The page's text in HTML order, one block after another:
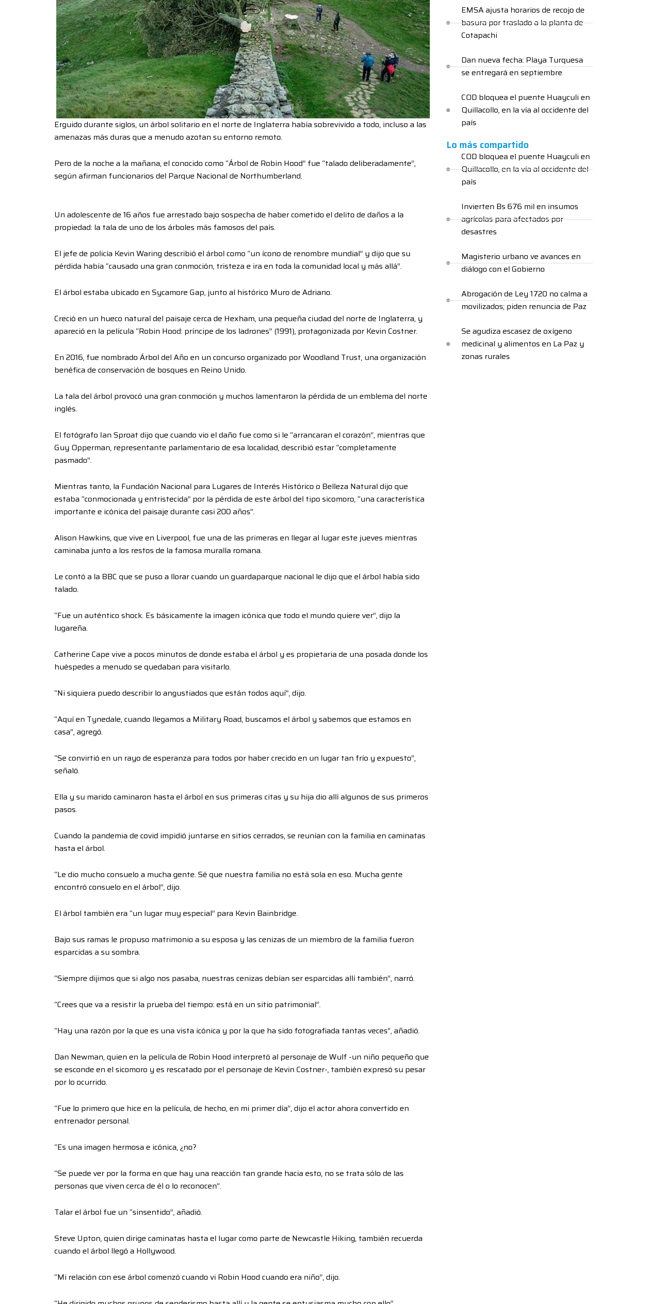
Erguido durante siglos, un árbol solitario en el norte de Inglaterra había sobrevivido a todo, incluso a las
amenazas más duras que a menudo azotan su entorno remoto.
Pero de la noche a la mañana, el conocido como “Árbol de Robin Hood” fue “talado deliberadamente”,
según afirman funcionarios del Parque Nacional de Northumberland.
Un adolescente de 16 años fue arrestado bajo sospecha de haber cometido el delito de daños a la
propiedad: la tala de uno de los árboles más famosos del país.
El jefe de policía Kevin Waring describió el árbol como “un ícono de renombre mundial” y dijo que su
pérdida había “causado una gran conmoción, tristeza e ira en toda la comunidad local y más allá”.
El árbol estaba ubicado en Sycamore Gap, junto al histórico Muro de Adriano.
Creció en un hueco natural del paisaje cerca de Hexham, una pequeña ciudad del norte de Inglaterra, y
apareció en la película “Robin Hood: príncipe de los ladrones” (1991), protagonizada por Kevin Costner.
En 2016, fue nombrado Árbol del Año en un concurso organizado por Woodland Trust, una organización
benéfica de conservación de bosques en Reino Unido.
La tala del árbol provocó una gran conmoción y muchos lamentaron la pérdida de un emblema del norte
inglés.
El fotógrafo Ian Sproat dijo que cuando vio el daño fue como si le “arrancaran el corazón”, mientras que
Guy Opperman, representante parlamentario de esa localidad, describió estar “completamente
pasmado”.
Mientras tanto, la Fundación Nacional para Lugares de Interés Histórico o Belleza Natural dijo que
estaba “conmocionada y entristecida” por la pérdida de este árbol del tipo sicomoro, “una característica
importante e icónica del paisaje durante casi 200 años”.
Alison Hawkins, que vive en Liverpool, fue una de las primeras en llegar al lugar este jueves mientras
caminaba junto a los restos de la famosa muralla romana.
Le contó a la BBC que se puso a llorar cuando un guardaparque nacional le dijo que el árbol había sido
talado.
“Fue un auténtico shock. Es básicamente la imagen icónica que todo el mundo quiere ver”, dijo la
lugareña.
Catherine Cape vive a pocos minutos de donde estaba el árbol y es propietaria de una posada donde los
huéspedes a menudo se quedaban para visitarlo.
“Ni siquiera puedo describir lo angustiados que están todos aquí”, dijo.
“Aquí en Tynedale, cuando llegamos a Military Road, buscamos el árbol y sabemos que estamos en
casa”, agregó.
“Se convirtió en un rayo de esperanza para todos por haber crecido en un lugar tan frío y expuesto”,
señaló.
Ella y su marido caminaron hasta el árbol en sus primeras citas y su hija dio allí algunos de sus primeros
pasos.
Cuando la pandemia de covid impidió juntarse en sitios cerrados, se reunían con la familia en caminatas
hasta el árbol.
“Le dio mucho consuelo a mucha gente. Sé que nuestra familia no está sola en eso. Mucha gente
encontró consuelo en el árbol”, dijo.
El árbol también era “un lugar muy especial” para Kevin Bainbridge.
Bajo sus ramas le propuso matrimonio a su esposa y las cenizas de un miembro de la familia fueron
esparcidas a su sombra.
“Siempre dijimos que si algo nos pasaba, nuestras cenizas debían ser esparcidas allí también”, narró.
“Crees que va a resistir la prueba del tiempo: está en un sitio patrimonial”.
“Hay una razón por la que es una vista icónica y por la que ha sido fotografiada tantas veces”, añadió.
Dan Newman, quien en la película de Robin Hood interpretó al personaje de Wulf -un niño pequeño que
se esconde en el sicomoro y es rescatado por el personaje de Kevin Costner-, también expresó su pesar
por lo ocurrido.
“Fue lo primero que hice en la película, de hecho, en mi primer día”, dijo el actor ahora convertido en
entrenador personal.
“Es una imagen hermosa e icónica, ¿no?
“Se puede ver por la forma en que hay una reacción tan grande hacia esto, no se trata sólo de las
personas que viven cerca de él o lo reconocen”.
Talar el árbol fue un “sinsentido”, añadió.
Steve Upton, quien dirige caminatas hasta el lugar como parte de Newcastle Hiking, también recuerda
cuando el árbol llegó a Hollywood.
“Mi relación con ese árbol comenzó cuando vi Robin Hood cuando era niño”, dijo.
EMSA ajusta horarios de recojo de
basura por traslado a la planta de
Cotapachi
Dan nueva fecha: Playa Turquesa
se entregará en septiembre
COD bloquea el puente Huayculi en
Quillacollo, en la vía al occidente del
país
Lo más compartido
COD bloquea el puente Huayculi en
Quillacollo, en la vía al occidente del
país
Invierten Bs 676 mil en insumos
agrícolas para afectados por
desastres
Magisterio urbano ve avances en
diálogo con el Gobierno
Abrogación de Ley 1720 no calma a
movilizados; piden renuncia de Paz
Se agudiza escasez de oxígeno
medicinal y alimentos en La Paz y
zonas rurales